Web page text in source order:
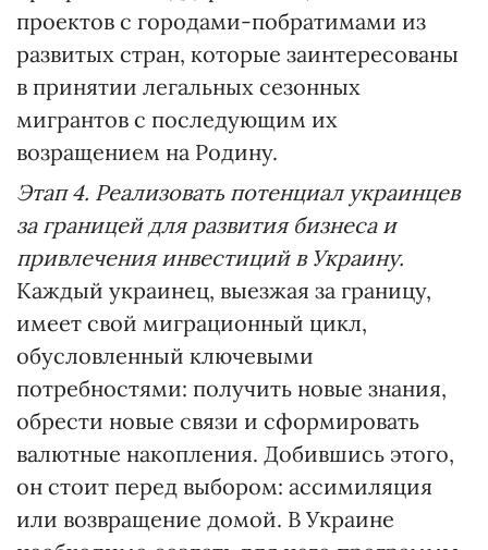
проектов с городами-побратимами из
развитых стран, которые заинтересованы
в принятии легальных сезонных
мигрантов с последующим их
возращением на Родину.
Этап 4. Реализовать потенциал украинцев
за границей для развития бизнеса и
привлечения инвестиций в Украину.
Каждый украинец, выезжая за границу,
имеет свой миграционный цикл,
обусловленный ключевыми
потребностями: получить новые знания,
обрести новые связи и сформировать
валютные накопления. Добившись этого,
он стоит перед выбором: ассимиляция
или возвращение домой. В Украине